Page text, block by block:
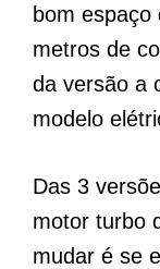
bom
metros de
da versão a
modelo
Das 3
motor turbo
mudar é se